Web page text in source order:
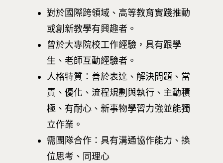
對於國際跨領域、高等教育實踐推動
或創新教學有興趣者。
曾於大專院校工作經驗，具有跟學
生、老師互動經驗者。
人格特質：善於表達、解決問題、當
責、優化、流程規劃與執行、主動積
極、有耐心、新事物學習力強並能獨
立作業。
需團隊合作：具有溝通協作能力、換
位思考、同理心